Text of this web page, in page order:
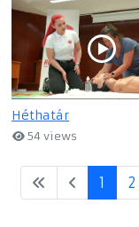
Héthatár
54 views
1 2